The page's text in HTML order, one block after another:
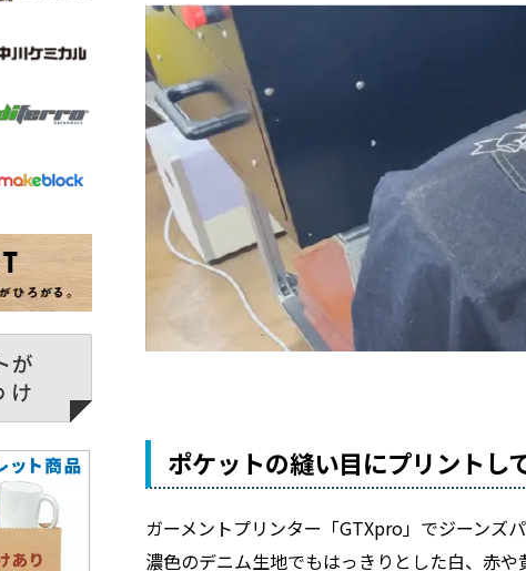
ポケットの縫い目にプリントし
ガーメントプリンター「GTXpro」でジーンズ
濃色のデニム生地でもはっきりとした白、赤や